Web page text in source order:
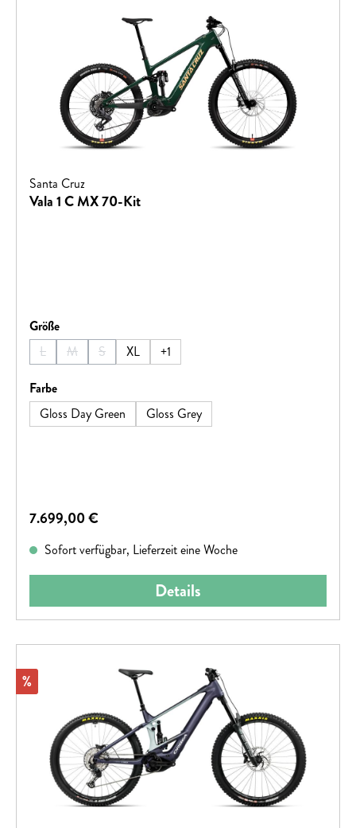
BedingungenGustav Pro Bremsen für kraftvolle,
punktgenaue VerzögerungCarbon Laufräder für minimales
Gewicht und maximale Steifigkeit
Santa Cruz
Vala 1 C MX 70-Kit
Größeauswählen
L
(Diese Option ist zurzeit nicht verfügbar.)
M
(Diese Option ist zurzeit nicht verfügbar.)
S
(Diese Option ist zurzeit nicht verfügbar.)
XL +1
Farbeauswählen
Gloss Day Green
Gloss Grey
Regulärer Preis:
7.699,00 €
Sofort verfügbar, Lieferzeit eine Woche
Details
Rabatt
%